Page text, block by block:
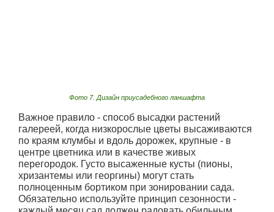
Фото 7. Дизайн приусадебного ланшафта
Важное правило - способ высадки растений
галереей, когда низкорослые цветы высаживаются
по краям клумбы и вдоль дорожек, крупные - в
центре цветника или в качестве живых
перегородок. Густо высаженные кусты (пионы,
хризантемы или георгины) могут стать
полноценным бортиком при зонировании сада.
Обязательно используйте принцип сезонности -